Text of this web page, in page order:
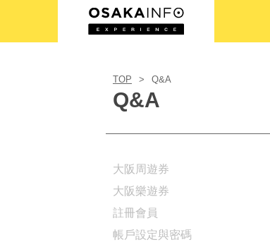
TOP Q&A
Q&A
大阪周遊券
大阪樂遊券
註冊會員
帳戶設定與密碼